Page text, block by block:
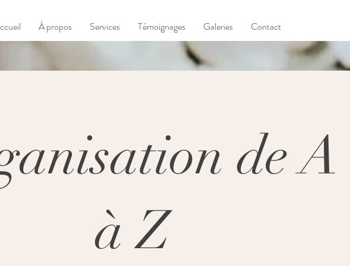
À propos Services Témoignages Galeries Contact
de A
à Z